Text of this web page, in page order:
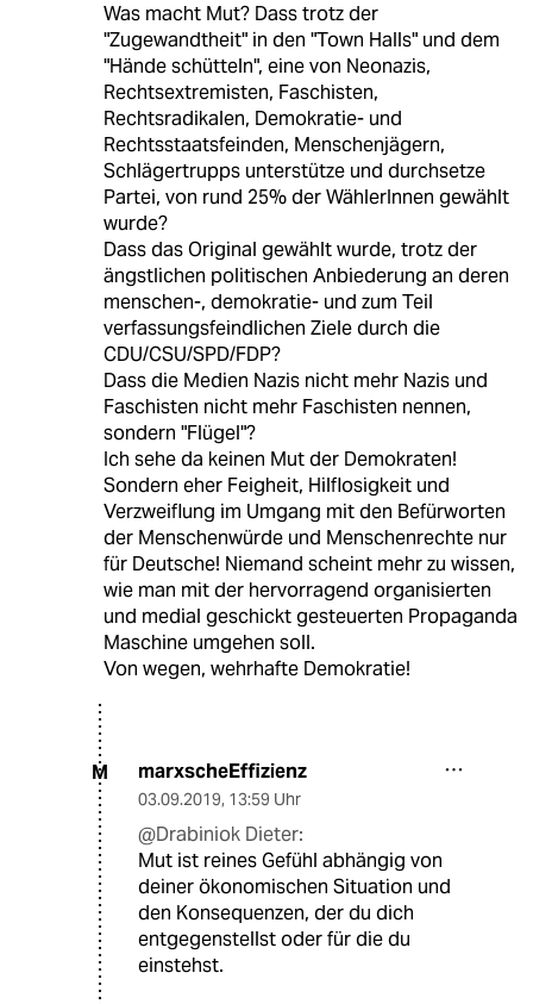
Was macht Mut? Dass trotz der
"Zugewandtheit" in den "Town Halls" und dem
"Hände schütteln", eine von Neonazis,
Rechtsextremisten, Faschisten,
Rechtsradikalen, Demokratie- und
Rechtsstaatsfeinden, Menschenjägern,
Schlägertrupps unterstütze und durchsetze
Partei, von rund 25% der WählerInnen gewählt
wurde?
Dass das Original gewählt wurde, trotz der
ängstlichen politischen Anbiederung an deren
menschen-, demokratie- und zum Teil
verfassungsfeindlichen Ziele durch die
CDU/CSU/SPD/FDP?
Dass die Medien Nazis nicht mehr Nazis und
Faschisten nicht mehr Faschisten nennen,
sondern "Flügel"?
Ich sehe da keinen Mut der Demokraten!
Sondern eher Feigheit, Hilflosigkeit und
Verzweiflung im Umgang mit den Befürworten
der Menschenwürde und Menschenrechte nur
für Deutsche! Niemand scheint mehr zu wissen,
wie man mit der hervorragend organisierten
und medial geschickt gesteuerten Propaganda
Maschine umgehen soll.
Von wegen, wehrhafte Demokratie!
M marxscheEffizienz
03.09.2019, 13:59 Uhr
@Drabiniok Dieter:
Mut ist reines Gefühl abhängig von
deiner ökonomischen Situation und
den Konsequenzen, der du dich
entgegenstellst oder für die du
einstehst.